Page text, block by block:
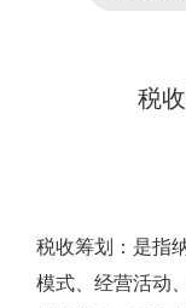
税
税收筹划：是指
模式、经营活动